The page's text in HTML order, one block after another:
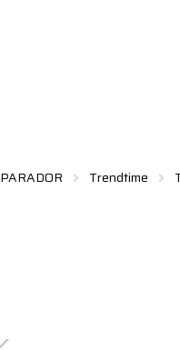
PARADOR Trendtime